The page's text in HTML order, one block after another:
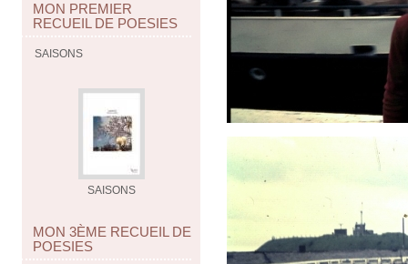
MON PREMIER
RECUEIL DE POESIES
SAISONS
SAISONS
MON 3ÈME RECUEIL DE
POESIES